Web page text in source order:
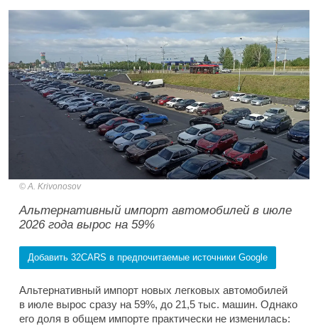
A. Krivonosov
Альтернативный импорт автомобилей в июле
2026 года вырос на 59%
Добавить 32CARS в предпочитаемые источники Google
Альтернативный импорт новых легковых автомобилей
в июле вырос сразу на 59%, до 21,5 тыс. машин. Однако
его доля в общем импорте практически не изменилась: